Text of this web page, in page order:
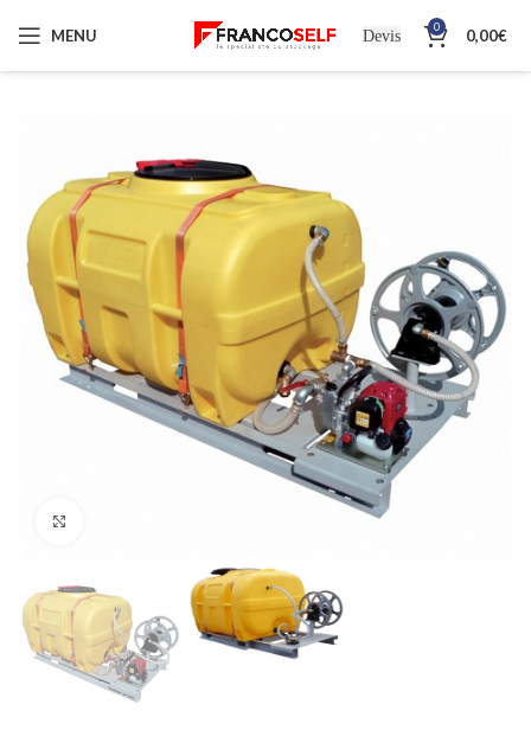
MENU Devis 0 0,00€